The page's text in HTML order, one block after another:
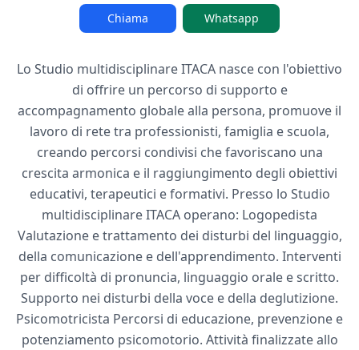
Chiama Whatsapp
Lo Studio multidisciplinare ITACA nasce con l'obiettivo
di offrire un percorso di supporto e
accompagnamento globale alla persona, promuove il
lavoro di rete tra professionisti, famiglia e scuola,
creando percorsi condivisi che favoriscano una
crescita armonica e il raggiungimento degli obiettivi
educativi, terapeutici e formativi. Presso lo Studio
multidisciplinare ITACA operano: Logopedista
Valutazione e trattamento dei disturbi del linguaggio,
della comunicazione e dell'apprendimento. Interventi
per difficoltà di pronuncia, linguaggio orale e scritto.
Supporto nei disturbi della voce e della deglutizione.
Psicomotricista Percorsi di educazione, prevenzione e
potenziamento psicomotorio. Attività finalizzate allo